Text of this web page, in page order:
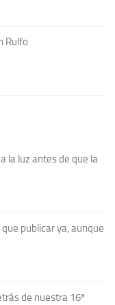
Rulfo
la luz antes de que la
publicar ya, aunque
de nuestra 16ª